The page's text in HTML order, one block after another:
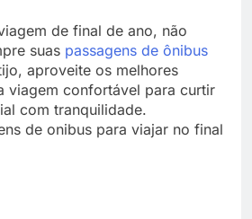
de final de ano, não
suas passagens de ônibus
aproveite os melhores
viagem confortável para curtir
com tranquilidade.